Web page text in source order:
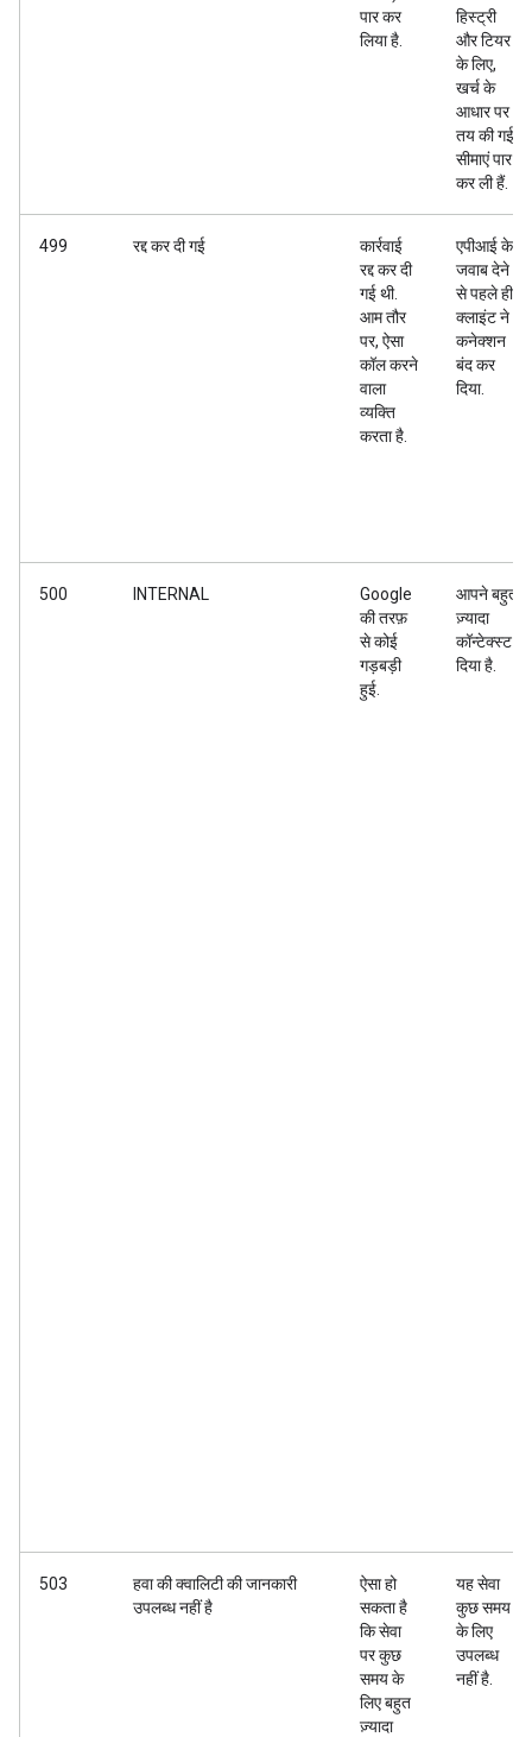
पार कर
लिया है.
हिस्ट्री
और टियर
के लिए,
खर्च के
आधार पर
तय की गई
सीमाएं पार
कर ली हैं.
499 रद्द कर दी गई
कार्रवाई
रद्द कर दी
गई थी.
आम तौर
पर, ऐसा
कॉल करने
वाला
व्यक्ति
करता है.
एपीआई के
जवाब देने
से पहले ही
क्लाइंट ने
कनेक्शन
बंद कर
दिया.
500 INTERNAL
Google
की तरफ़
से कोई
गड़बड़ी
हुई.
आपने बहुत
ज़्यादा
कॉन्टेक्स्ट
दिया है.
503
हवा की क्वालिटी की जानकारी
उपलब्ध नहीं है
ऐसा हो
सकता है
कि सेवा
पर कुछ
समय के
लिए बहुत
ज़्यादा
यह सेवा
कुछ समय
के लिए
उपलब्ध
नहीं है.